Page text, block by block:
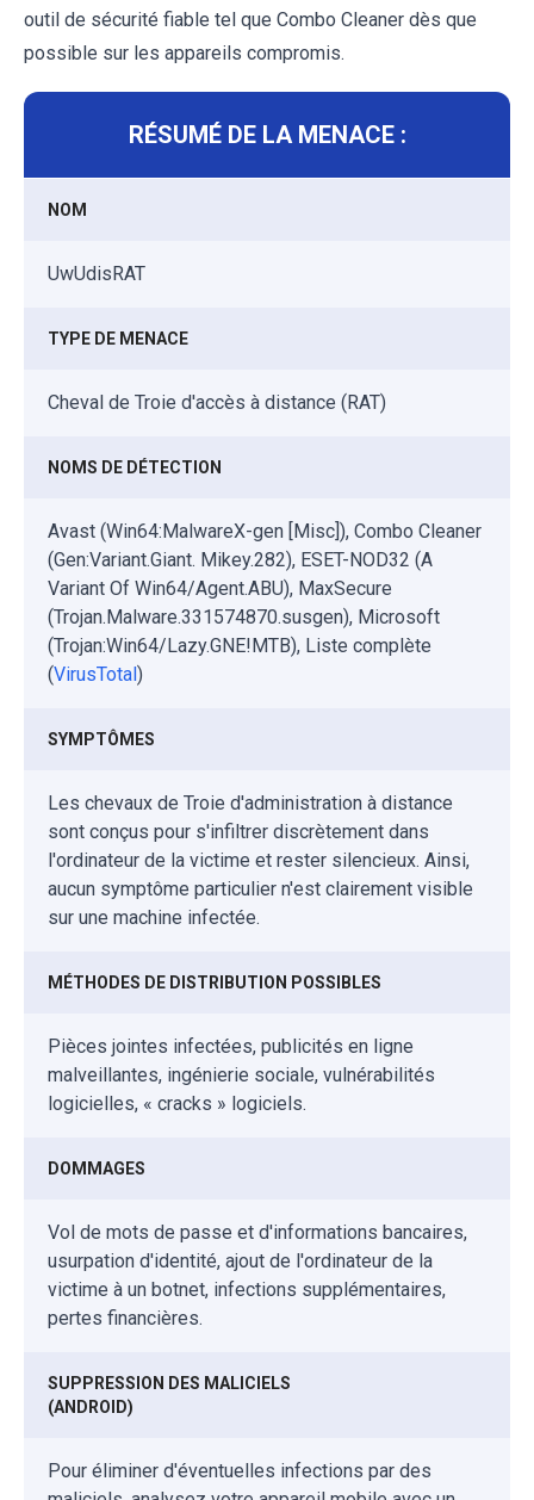
outil de sécurité fiable tel que Combo Cleaner dès que
possible sur les appareils compromis.
RÉSUMÉ DE LA MENACE :
NOM
UwUdisRAT
TYPE DE MENACE
Cheval de Troie d'accès à distance (RAT)
NOMS DE DÉTECTION
Avast (Win64:MalwareX-gen [Misc]), Combo Cleaner
(Gen:Variant.Giant. Mikey.282), ESET-NOD32 (A
Variant Of Win64/Agent.ABU), MaxSecure
(Trojan.Malware.331574870.susgen), Microsoft
(Trojan:Win64/Lazy.GNE!MTB), Liste complète
(VirusTotal )
SYMPTÔMES
Les chevaux de Troie d'administration à distance
sont conçus pour s'infiltrer discrètement dans
l'ordinateur de la victime et rester silencieux. Ainsi,
aucun symptôme particulier n'est clairement visible
sur une machine infectée.
MÉTHODES DE DISTRIBUTION POSSIBLES
Pièces jointes infectées, publicités en ligne
malveillantes, ingénierie sociale, vulnérabilités
logicielles, « cracks » logiciels.
DOMMAGES
Vol de mots de passe et d'informations bancaires,
usurpation d'identité, ajout de l'ordinateur de la
victime à un botnet, infections supplémentaires,
pertes financières.
SUPPRESSION DES MALICIELS
(ANDROID)
Pour éliminer d'éventuelles infections par des